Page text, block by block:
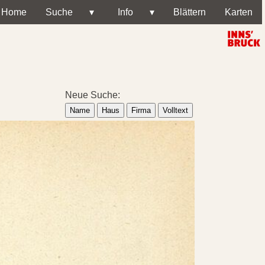
Home Suche ▾ Info ▾ Blättern Karten
Neue Suche:
Name Haus Firma Volltext